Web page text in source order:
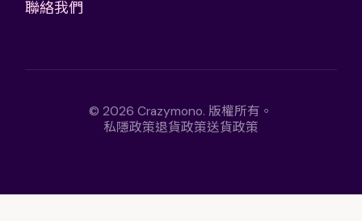
聯絡我們
© 2026 Crazymono. 版權所有。
私隱政策退貨政策送貨政策